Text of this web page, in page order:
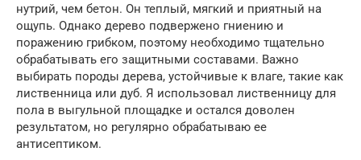
нутрий, чем бетон. Он теплый, мягкий и приятный на
ощупь. Однако дерево подвержено гниению и
поражению грибком, поэтому необходимо тщательно
обрабатывать его защитными составами. Важно
выбирать породы дерева, устойчивые к влаге, такие как
лиственница или дуб. Я использовал лиственницу для
пола в выгульной площадке и остался доволен
результатом, но регулярно обрабатываю ее
антисептиком.